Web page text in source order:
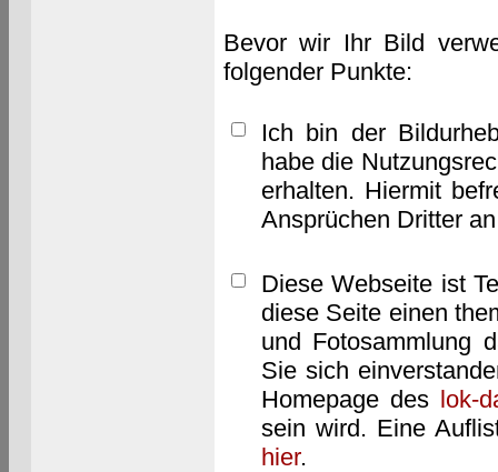
Bevor wir Ihr Bild
folgender Punkte:
Ich bin der
habe die
erhalten. Hiermit
Ansprüchen Dritter
Diese Webseite ist
diese Seite einen
und Fotosammlung
Sie sich
Homepage des lok-
sein wird. Eine
hier.